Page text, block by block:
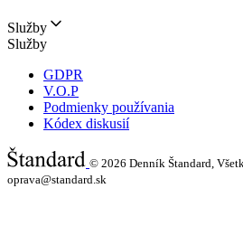
Služby
Služby
GDPR
V.O.P
Podmienky používania
Kódex diskusií
© 2026 Denník Štandard,
oprava@standard.sk